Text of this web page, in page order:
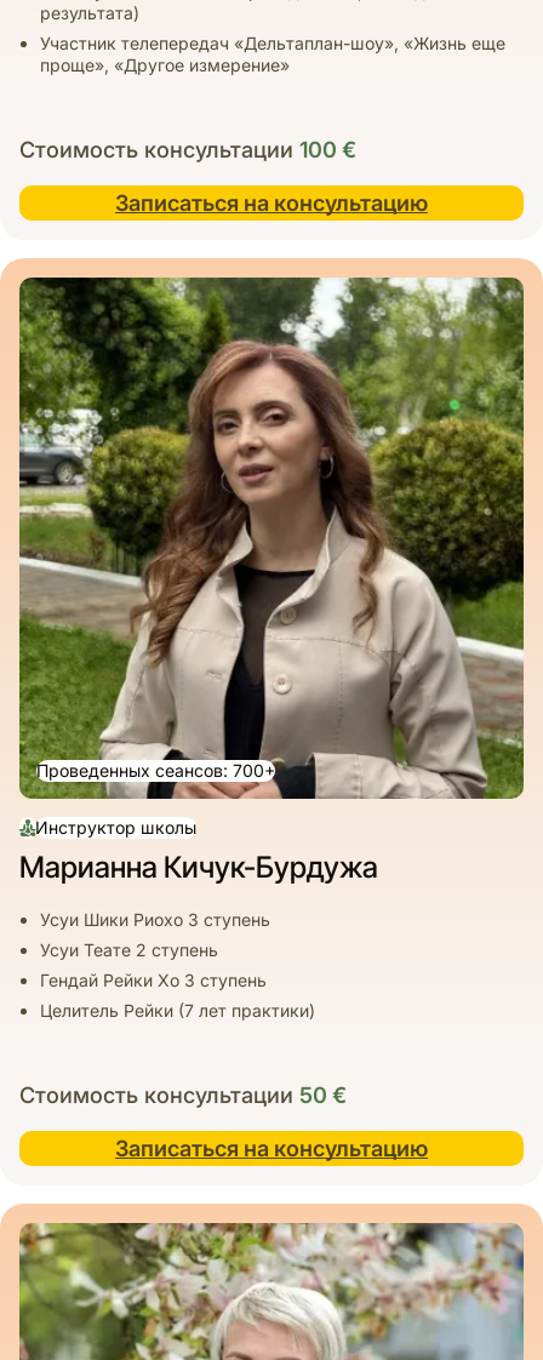
результата)
Участник телепередач «Дельтаплан-шоу», «Жизнь еще
проще», «Другое измерение»
Стоимость консультации 100 €
Записаться на консультацию
Проведенных сеансов: 700+
Инструктор школы
Марианна Кичук-Бурдужа
Усуи Шики Риохо 3 ступень
Усуи Теате 2 ступень
Гендай Рейки Хо 3 ступень
Целитель Рейки (7 лет практики)
Стоимость консультации 50 €
Записаться на консультацию